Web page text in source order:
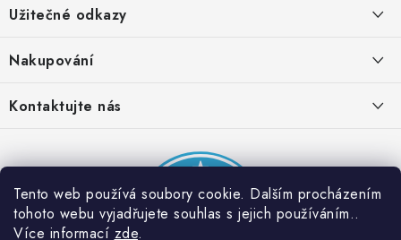
Tento web používá soubory cookie. Dalším procházením
tohoto webu vyjadřujete souhlas s jejich používáním..
Více informací zde.
p
a
Užitečné odkazy
Provizní systém
Partner stránek: Super plecháček
Nakupování
Podmínky akce 2 + 1 zdarma
Kontaktujte nás